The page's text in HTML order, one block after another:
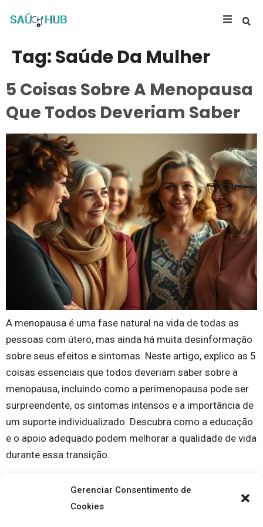
Gerenciar Consentimento de
Cookies
Tag:Saúde Da Mulher
5 Coisas Sobre A Menopausa
Que Todos Deveriam Saber
A menopausa é uma fase natural na vida de todas as
pessoas com útero, mas ainda há muita desinformação
sobre seus efeitos e sintomas. Neste artigo, explico as 5
coisas essenciais que todos deveriam saber sobre a
menopausa, incluindo como a perimenopausa pode ser
surpreendente, os sintomas intensos e a importância de
um suporte individualizado. Descubra como a educação
e o apoio adequado podem melhorar a qualidade de vida
durante essa transição.